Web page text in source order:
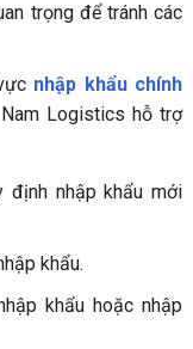
trọng để tránh các
nhập khẩu chính
Logistics hỗ trợ
định nhập khẩu mới
khẩu.
khẩu hoặc nhập